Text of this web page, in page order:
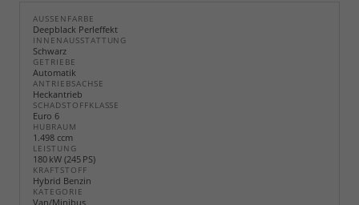
AUSSENFARBE
Deepblack Perleffekt
INNENAUSSTATTUNG
Schwarz
GETRIEBE
Automatik
ANTRIEBSACHSE
Heckantrieb
SCHADSTOFFKLASSE
Euro 6
HUBRAUM
1.498 ccm
LEISTUNG
180 kW (245 PS)
KRAFTSTOFF
Hybrid Benzin
KATEGORIE
Van/Minibus